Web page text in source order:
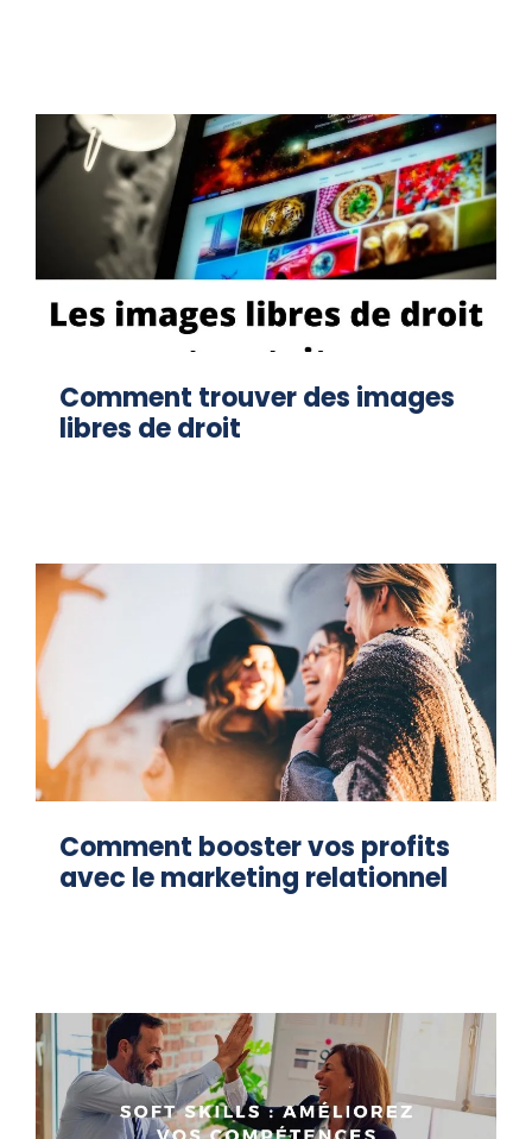
Comment trouver des images
libres de droit
Comment booster vos profits
avec le marketing relationnel